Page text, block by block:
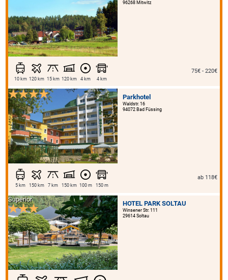
96268 Mitwitz
10 km 120 km 15 km 120 km 4 km 4 km
75€ - 220€
Parkhotel
Waldstr. 16
94072 Bad Füssing
5 km 150 km 7 km 150 km 100 m 150 m
ab 118€
HOTEL PARK SOLTAU
Winsener Str. 111
29614 Soltau
Superior